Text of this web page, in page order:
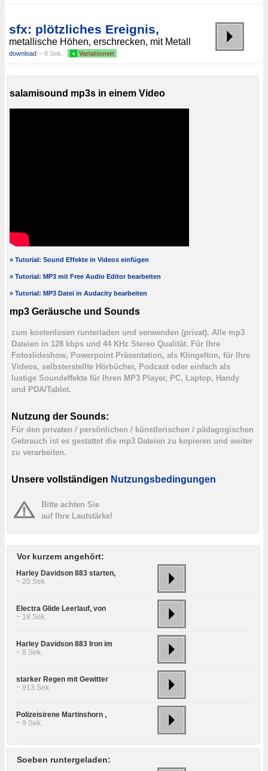
sfx: plötzliches Ereignis,
metallische Höhen, erschrecken, mit Metall
download ~ 8 Sek. + Variationen
salamisound mp3s in einem Video
» Tutorial: Sound Effekte in Videos einfügen
» Tutorial: MP3 mit Free Audio Editor bearbeiten
» Tutorial: MP3 Datei in Audacity bearbeiten
mp3 Geräusche und Sounds
zum kostenlosen runterladen und verwenden (privat). Alle mp3
Dateien in 128 kbps und 44 KHz Stereo Qualität. Für Ihre
Fotoslideshow, Powerpoint Präsentation, als Klingelton, für Ihre
Videos, selbsterstellte Hörbücher, Podcast oder einfach als
lustige Soundeffekte für Ihren MP3 Player, PC, Laptop, Handy
und PDA/Tablet.
Nutzung der Sounds:
Für den privaten / persönlichen / künstlerischen / pädagogischen
Gebrauch ist es gestattet die mp3 Dateien zu kopieren und weiter
zu verarbeiten.
Unsere vollständigen Nutzungsbedingungen
Bitte achten Sie
auf Ihre Lautstärke!
Vor kurzem angehört:
Harley Davidson 883 starten,
~ 20 Sek.
Electra Glide Leerlauf, von
~ 18 Sek.
Harley Davidson 883 Iron im
~ 8 Sek.
starker Regen mit Gewitter
~ 913 Sek.
Polizeisirene Martinshorn ,
~ 9 Sek.
Soeben runtergeladen: